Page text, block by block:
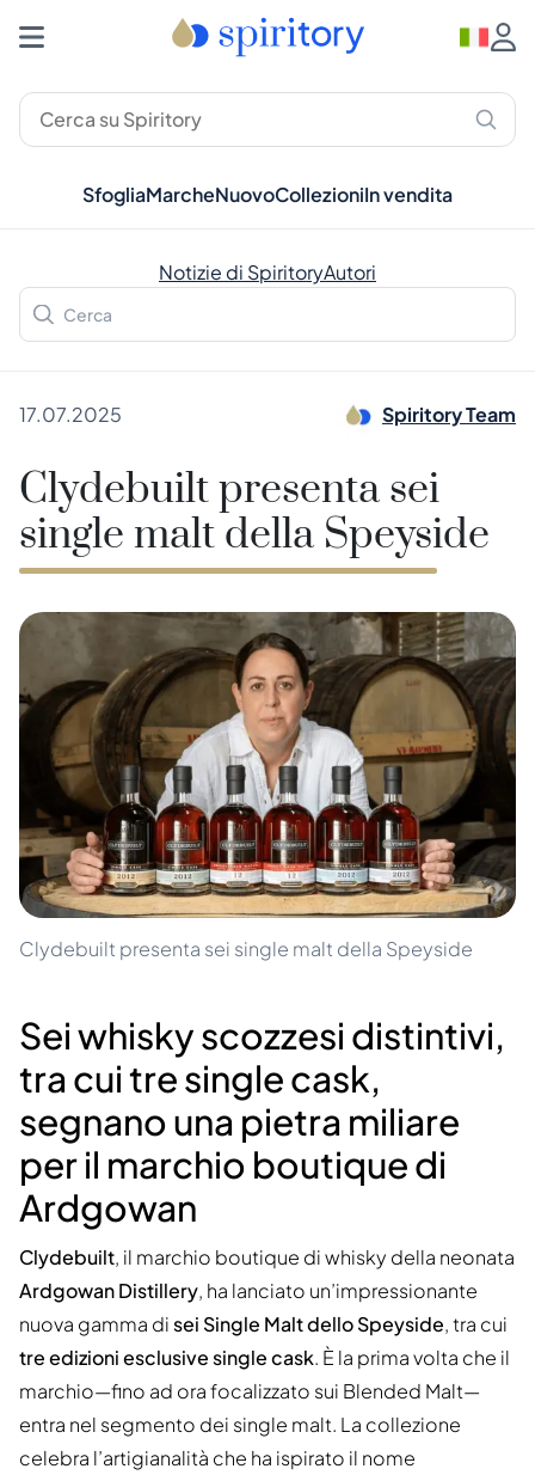
SfogliaMarcheNuovoCollezioniIn vendita
Notizie di SpiritoryAutori
17.07.2025 Spiritory Team
Clydebuilt presenta sei
single malt della Speyside
Clydebuilt presenta sei single malt della Speyside
Sei whisky scozzesi distintivi,
tra cui tre single cask,
segnano una pietra miliare
per il marchio boutique di
Ardgowan
Clydebuilt, il marchio boutique di whisky della neonata
Ardgowan Distillery, ha lanciato un’impressionante
nuova gamma disei Single Malt dello Speyside, tra cui
tre edizioni esclusive single cask. È la prima volta che il
marchio—fino ad ora focalizzato sui Blended Malt—
entra nel segmento dei single malt. La collezione
celebra l’artigianalità che ha ispirato il nome